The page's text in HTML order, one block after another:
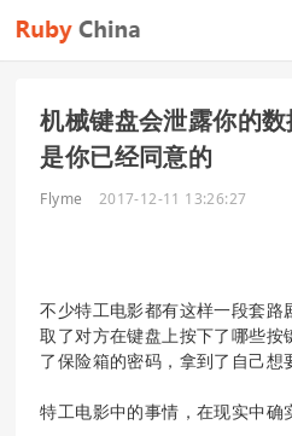
机械键盘会泄露你的
是你已经同意的
Flyme 2017-12-11 13:26:27
不少特工电影都有这样一段套路
取了对方在键盘上按下了哪些按
了保险箱的密码，拿到了自己想
特工电影中的事情，在现实中确